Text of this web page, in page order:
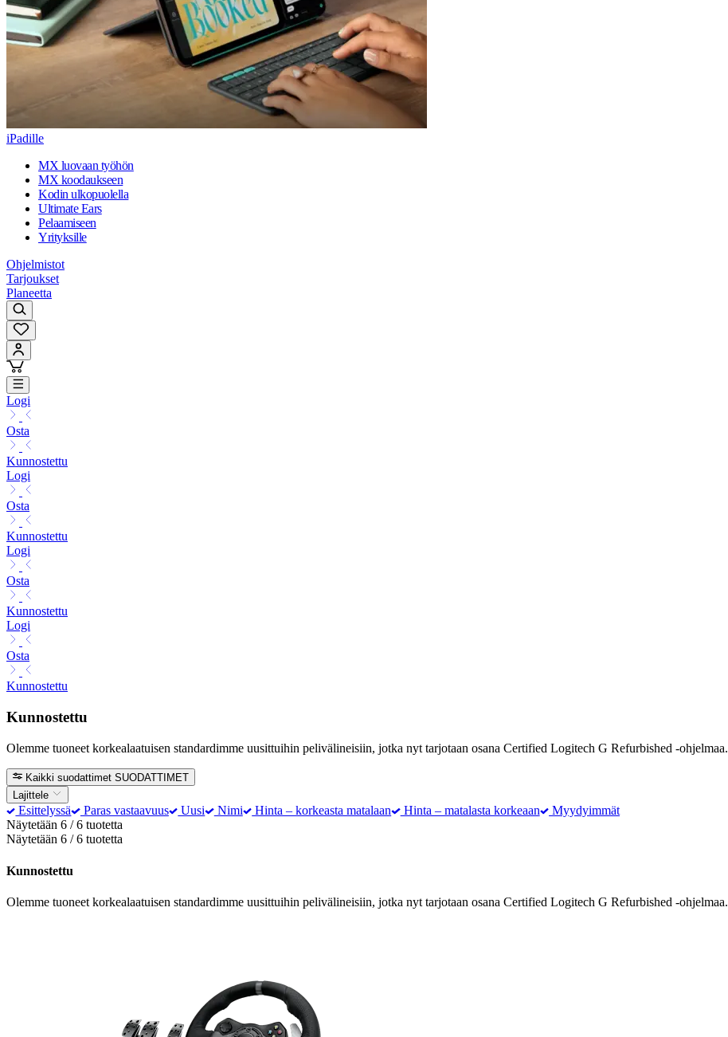
iPadille
MX luovaan työhön
MX koodaukseen
Kodin ulkopuolella
Ultimate Ears
Pelaamiseen
Yrityksille
Ohjelmistot
Tarjoukset
Planeetta
Logi
Osta
Kunnostettu
Logi
Osta
Kunnostettu
Logi
Osta
Kunnostettu
Logi
Osta
Kunnostettu
Kunnostettu
Olemme tuoneet korkealaatuisen standardimme uusittuihin pelivälineisiin, jotka nyt tarjotaan osana Certified Logitech G Refurbished -ohjelmaa.
Kaikki suodattimet SUODATTIMET
Lajittele
Esittelyssä Paras vastaavuus Uusi Nimi Hinta – korkeasta matalaan Hinta – matalasta korkeaan
Myydyimmät
Näytetään 6 / 6 tuotetta
Näytetään 6 / 6 tuotetta
Kunnostettu
Olemme tuoneet korkealaatuisen standardimme uusittuihin pelivälineisiin, jotka nyt tarjotaan osana Certified Logitech G Refurbished -ohjelmaa.